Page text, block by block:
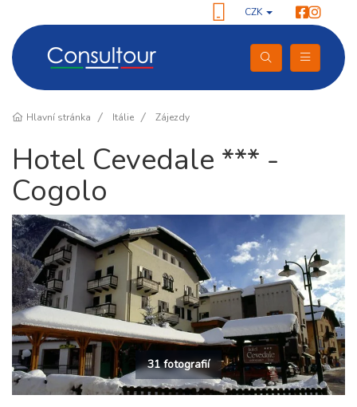
CZK
Hlavní stránka Itálie Zájezdy
Hotel Cevedale *** -
Cogolo
31 fotografií